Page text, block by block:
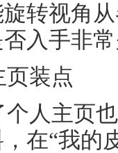
转视角
入手非
装点
人主页
在“我的